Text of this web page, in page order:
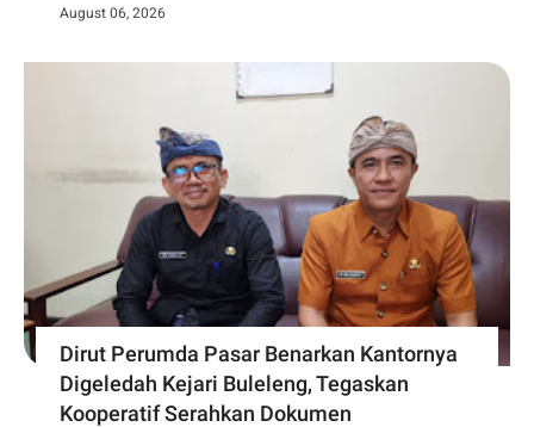
August 06, 2026
Dirut Perumda Pasar Benarkan Kantornya
Digeledah Kejari Buleleng, Tegaskan
Kooperatif Serahkan Dokumen